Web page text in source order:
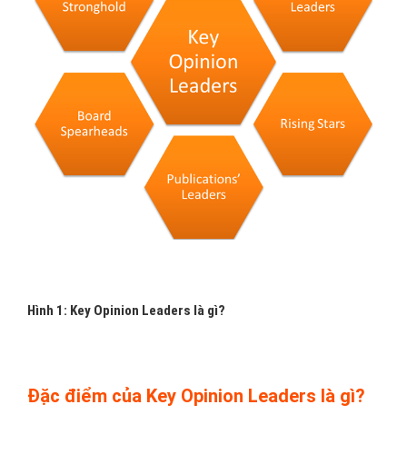
Hình 1: Key Opinion Leaders là gì?
Đặc điểm của Key Opinion Leaders là gì?